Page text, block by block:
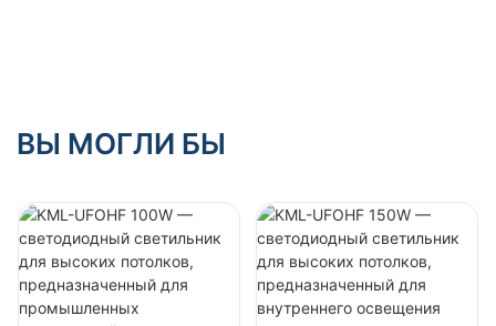
освещения
предприятий,
спортивных залов
и т. д.
залов и т.д.
ВЫ МОГЛИ БЫ